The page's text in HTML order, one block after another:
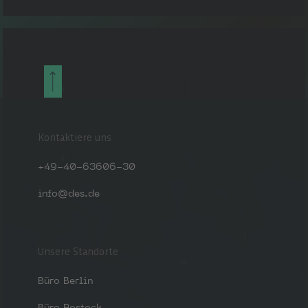
Kontaktiere uns
+49-40-63606-30
info@des.de
Unsere Standorte
Büro Berlin